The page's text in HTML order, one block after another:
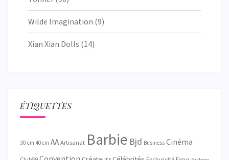
Wilde Imagination (9)
Xian Xian Dolls (14)
ÉTIQUETTES
30 cm 40 cm AA Artisanat Barbie Bjd Business Cinéma